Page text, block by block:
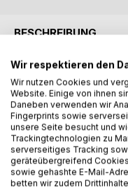
BESCHREIBUNG
Das Erstellen einer
viele Menschen eine
verzichten daher
Steuererklärung und
Staat. Andere geben
aktuellen
nicht sein!
Wir respektieren den
Wir nutzen Cookies und
Website. Einige von ihnen
Daneben verwenden wir
Fingerprints sowie
unsere Seite besucht und
Trackingtechnologien zu
serverseitiges Tracking
geräteübergreifend
sowie gehashte E-Mail-
betten wir zudem